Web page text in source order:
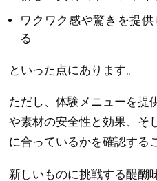
ワクワク感や驚きを提
る
といった点にあります。
ただし、体験メニューを提
や素材の安全性と効果、そ
に合っているかを確認する
新しいものに挑戦する醍醐